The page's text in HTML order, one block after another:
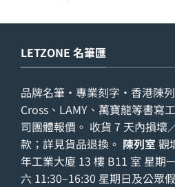
LETZONE 名筆匯
品牌名筆・專業刻字・香港陳
Cross、LAMY、萬寶龍等書寫
司團體報價。 收貨 7 天內損壞
款；詳見貨品退換 。 陳列室 觀
年工業大廈 13 樓 B11 室 星期
六 11:30–16:30 星期日及公眾